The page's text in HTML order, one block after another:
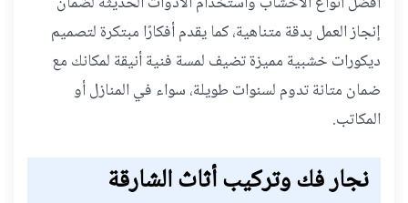
إنجاز العمل بدقة متناهية، كما يقدم أفكارًا مبتكرة لتصميم
ديكورات خشبية مميزة تضيف لمسة فنية أنيقة لمكانك مع
ضمان متانة تدوم لسنوات طويلة، سواء في المنازل أو
المكاتب.
نجار فك وتركيب أثاث الشارقة